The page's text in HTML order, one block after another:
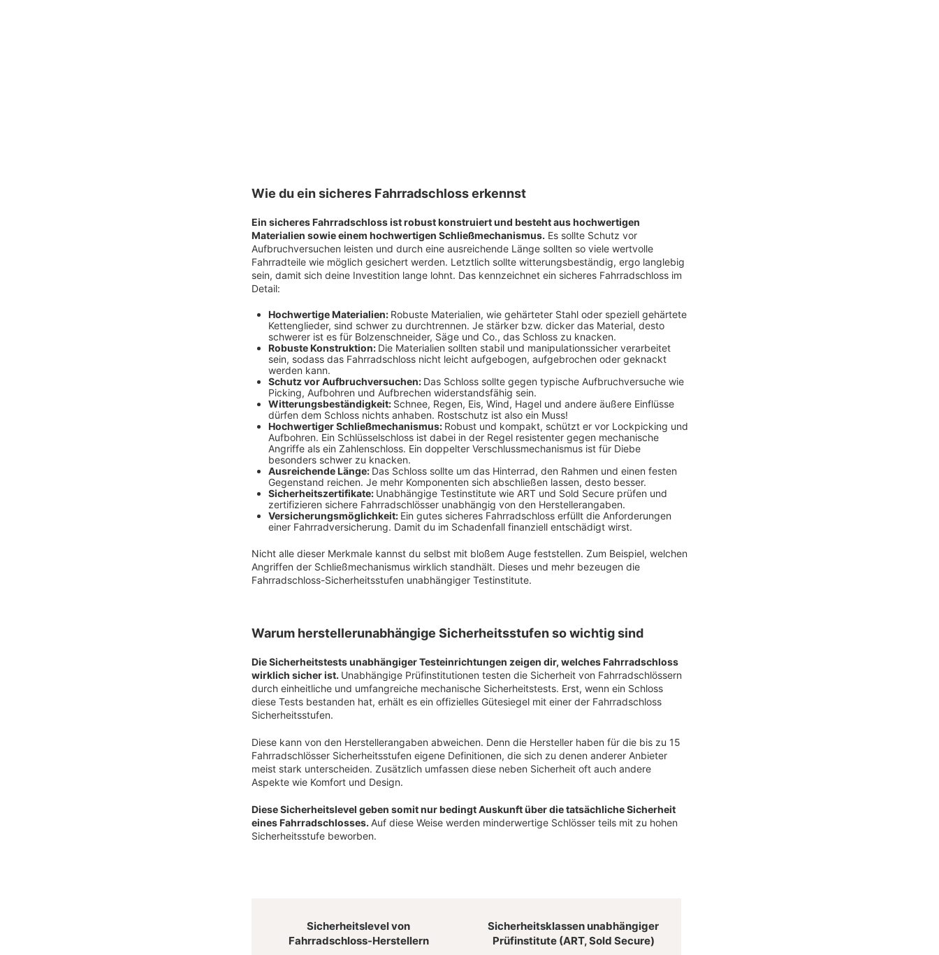
Wie du ein sicheres Fahrradschloss erkennst
Ein sicheres Fahrradschloss ist robust konstruiert und besteht aus hochwertigen
Materialien sowie einem hochwertigen Schließmechanismus. Es sollte Schutz vor
Aufbruchversuchen leisten und durch eine ausreichende Länge sollten so viele wertvolle
Fahrradteile wie möglich gesichert werden. Letztlich sollte witterungsbeständig, ergo langlebig
sein, damit sich deine Investition lange lohnt. Das kennzeichnet ein sicheres Fahrradschloss im
Detail:
Hochwertige Materialien: Robuste Materialien, wie gehärteter Stahl oder speziell gehärtete
Kettenglieder, sind schwer zu durchtrennen. Je stärker bzw. dicker das Material, desto
schwerer ist es für Bolzenschneider, Säge und Co., das Schloss zu knacken.
Robuste Konstruktion: Die Materialien sollten stabil und manipulationssicher verarbeitet
sein, sodass das Fahrradschloss nicht leicht aufgebogen, aufgebrochen oder geknackt
werden kann.
Schutz vor Aufbruchversuchen: Das Schloss sollte gegen typische Aufbruchversuche wie
Picking, Aufbohren und Aufbrechen widerstandsfähig sein.
Witterungsbeständigkeit: Schnee, Regen, Eis, Wind, Hagel und andere äußere Einflüsse
dürfen dem Schloss nichts anhaben. Rostschutz ist also ein Muss!
Hochwertiger Schließmechanismus: Robust und kompakt, schützt er vor Lockpicking und
Aufbohren. Ein Schlüsselschloss ist dabei in der Regel resistenter gegen mechanische
Angriffe als ein Zahlenschloss. Ein doppelter Verschlussmechanismus ist für Diebe
besonders schwer zu knacken.
Ausreichende Länge: Das Schloss sollte um das Hinterrad, den Rahmen und einen festen
Gegenstand reichen. Je mehr Komponenten sich abschließen lassen, desto besser.
Sicherheitszertifikate: Unabhängige Testinstitute wie ART und Sold Secure prüfen und
zertifizieren sichere Fahrradschlösser unabhängig von den Herstellerangaben.
Versicherungsmöglichkeit: Ein gutes sicheres Fahrradschloss erfüllt die Anforderungen
einer Fahrradversicherung. Damit du im Schadenfall finanziell entschädigt wirst.
Nicht alle dieser Merkmale kannst du selbst mit bloßem Auge feststellen. Zum Beispiel, welchen
Angriffen der Schließmechanismus wirklich standhält. Dieses und mehr bezeugen die
Fahrradschloss-Sicherheitsstufen unabhängiger Testinstitute.
Warum herstellerunabhängige Sicherheitsstufen so wichtig sind
Die Sicherheitstests unabhängiger Testeinrichtungen zeigen dir, welches Fahrradschloss
wirklich sicher ist. Unabhängige Prüfinstitutionen testen die Sicherheit von Fahrradschlössern
durch einheitliche und umfangreiche mechanische Sicherheitstests. Erst, wenn ein Schloss
diese Tests bestanden hat, erhält es ein offizielles Gütesiegel mit einer der Fahrradschloss
Sicherheitsstufen.
Diese kann von den Herstellerangaben abweichen. Denn die Hersteller haben für die bis zu 15
Fahrradschlösser Sicherheitsstufen eigene Definitionen, die sich zu denen anderer Anbieter
meist stark unterscheiden. Zusätzlich umfassen diese neben Sicherheit oft auch andere
Aspekte wie Komfort und Design.
Diese Sicherheitslevel geben somit nur bedingt Auskunft über die tatsächliche Sicherheit
eines Fahrradschlosses. Auf diese Weise werden minderwertige Schlösser teils mit zu hohen
Sicherheitsstufe beworben.
Sicherheitslevel von
Fahrradschloss-Herstellern
Sicherheitsklassen unabhängiger
Prüfinstitute (ART, Sold Secure)